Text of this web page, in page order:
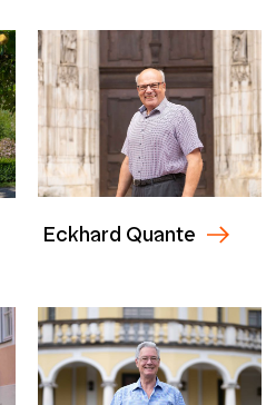
Eckhard Quante